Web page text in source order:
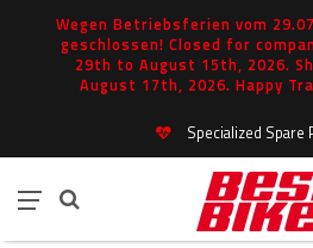
Wegen Betriebsferien vom
geschlossen! Closed for
29th to August 15th, 2026.
August 17th, 2026. Happy
Specialized Spare